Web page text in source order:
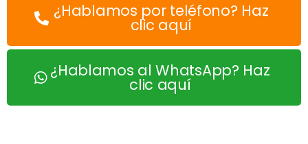
¿Hablamos por teléfono? Haz
clic aquí
¿Hablamos al WhatsApp? Haz
clic aquí